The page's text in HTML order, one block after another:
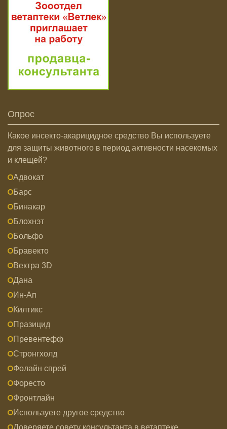
Опрос
Какое инсекто-акарицидное средство Вы используете
для защиты животного в период активности насекомых
и клещей?
Адвокат
Барс
Бинакар
Блохнэт
Больфо
Бравекто
Вектра 3D
Дана
Ин-Ап
Килтикс
Празицид
Превентефф
Стронгхолд
Фолайн спрей
Форесто
Фронтлайн
Используете другое средство